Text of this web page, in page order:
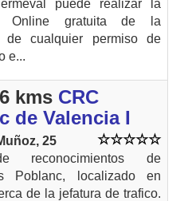
puede realizar la
Online gratuita de la
de cualquier permiso de
e...
kms CRC
de Valencia I
25
reconocimientos de
Poblanc, localizado en
de la jefatura de trafico.